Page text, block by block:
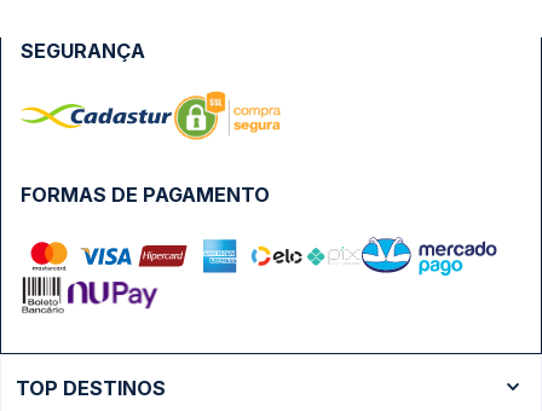
FORMAS DE PAGAMENTO
SEGURANÇA
TOP DESTINOS